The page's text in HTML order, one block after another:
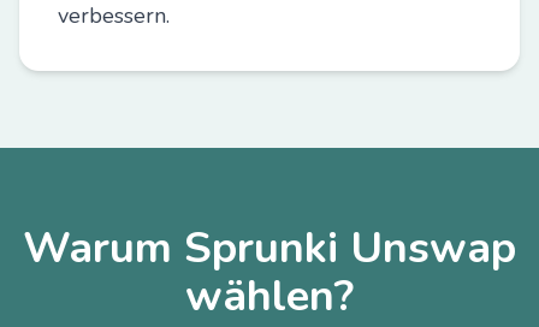
verbessern.
Warum Sprunki Unswap
wählen?